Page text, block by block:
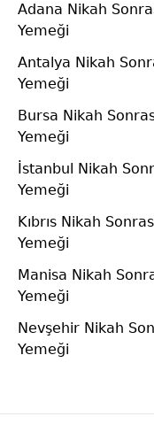
Adana Nikah
Yemeği
Antalya Nikah
Yemeği
Bursa Nikah
Yemeği
İstanbul Nikah
Yemeği
Kıbrıs Nikah
Yemeği
Manisa Nikah
Yemeği
Nevşehir Nikah
Yemeği